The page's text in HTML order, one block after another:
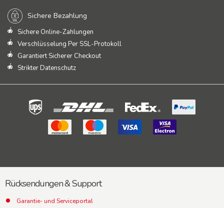
Sichere Bezahlung
Sichere Online-Zahlungen
Verschlüsselung Per SSL-Protokoll
Garantiert Sicherer Checkout
Strikter Datenschutz
Rücksendungen & Support
Garantie- und Serviceportal